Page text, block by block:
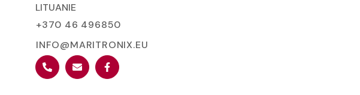
LITUANIE
+370 46 496850
INFO@MARITRONIX.EU